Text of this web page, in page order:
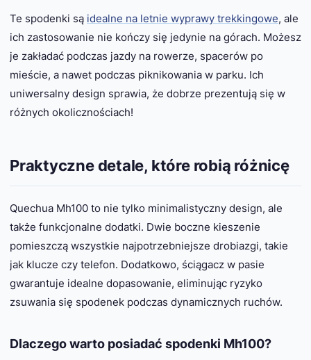
Te spodenki są idealne na letnie wyprawy trekkingowe, ale
ich zastosowanie nie kończy się jedynie na górach. Możesz
je zakładać podczas jazdy na rowerze, spacerów po
mieście, a nawet podczas piknikowania w parku. Ich
uniwersalny design sprawia, że dobrze prezentują się w
różnych okolicznościach!
Praktyczne detale, które robią różnicę
Quechua Mh100 to nie tylko minimalistyczny design, ale
także funkcjonalne dodatki. Dwie boczne kieszenie
pomieszczą wszystkie najpotrzebniejsze drobiazgi, takie
jak klucze czy telefon. Dodatkowo, ściągacz w pasie
gwarantuje idealne dopasowanie, eliminując ryzyko
zsuwania się spodenek podczas dynamicznych ruchów.
Dlaczego warto posiadać spodenki Mh100?